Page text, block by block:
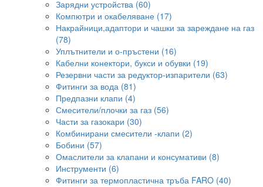
Зарядни устройства (60)
Компютри и окабеляване (17)
Накрайници,адаптори и чашки за зареждане на газ
(78)
Уплътнители и о-пръстени (16)
Кабелни конектори, букси и обувки (19)
Резервни части за редуктор-изпарители (63)
Фитинги за вода (81)
Предпазни клапи (4)
Смесители/плочки за газ (56)
Части за газокари (30)
Комбинирани смесители -клапи (2)
Бобини (57)
Омаслители за клапани и консумативи (8)
Инструменти (6)
Фитинги за термопластична тръба FARO (40)